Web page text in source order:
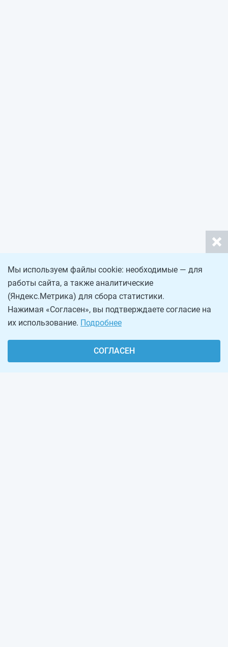
Мы используем файлы cookie: необходимые — для
работы сайта, а также аналитические
(Яндекс.Метрика) для сбора статистики.
Нажимая «Согласен», вы подтверждаете согласие на
их использование. Подробнее
СОГЛАСЕН